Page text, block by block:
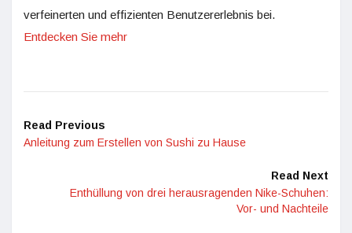
verfeinerten und effizienten Benutzererlebnis bei.
Entdecken Sie mehr
Read Previous
Anleitung zum Erstellen von Sushi zu Hause
Read Next
Enthüllung von drei herausragenden Nike-Schuhen:
Vor- und Nachteile